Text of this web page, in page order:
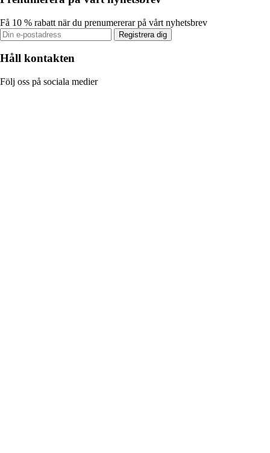
Få 10 % rabatt när du prenumererar på vårt nyhetsbrev
Registrera dig
Håll kontakten
Följ oss på sociala medier